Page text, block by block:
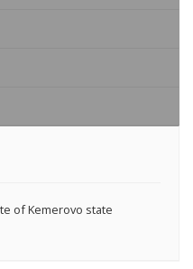
of Kemerovo state